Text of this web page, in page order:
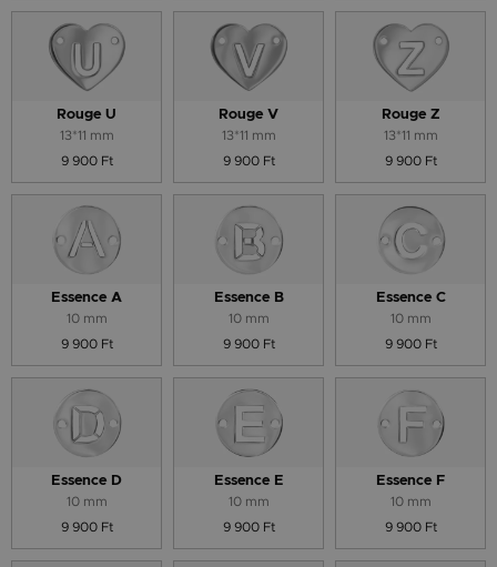
Rouge U
13*11 mm
9 900 Ft
Rouge V
13*11 mm
9 900 Ft
Rouge Z
13*11 mm
9 900 Ft
Essence A
10 mm
9 900 Ft
Essence B
10 mm
9 900 Ft
Essence C
10 mm
9 900 Ft
Essence D
10 mm
9 900 Ft
Essence E
10 mm
9 900 Ft
Essence F
10 mm
9 900 Ft